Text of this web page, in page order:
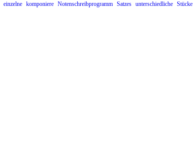
einzelne komponiere Notenschreibprogramm Satzes unterschiedliche Stücke